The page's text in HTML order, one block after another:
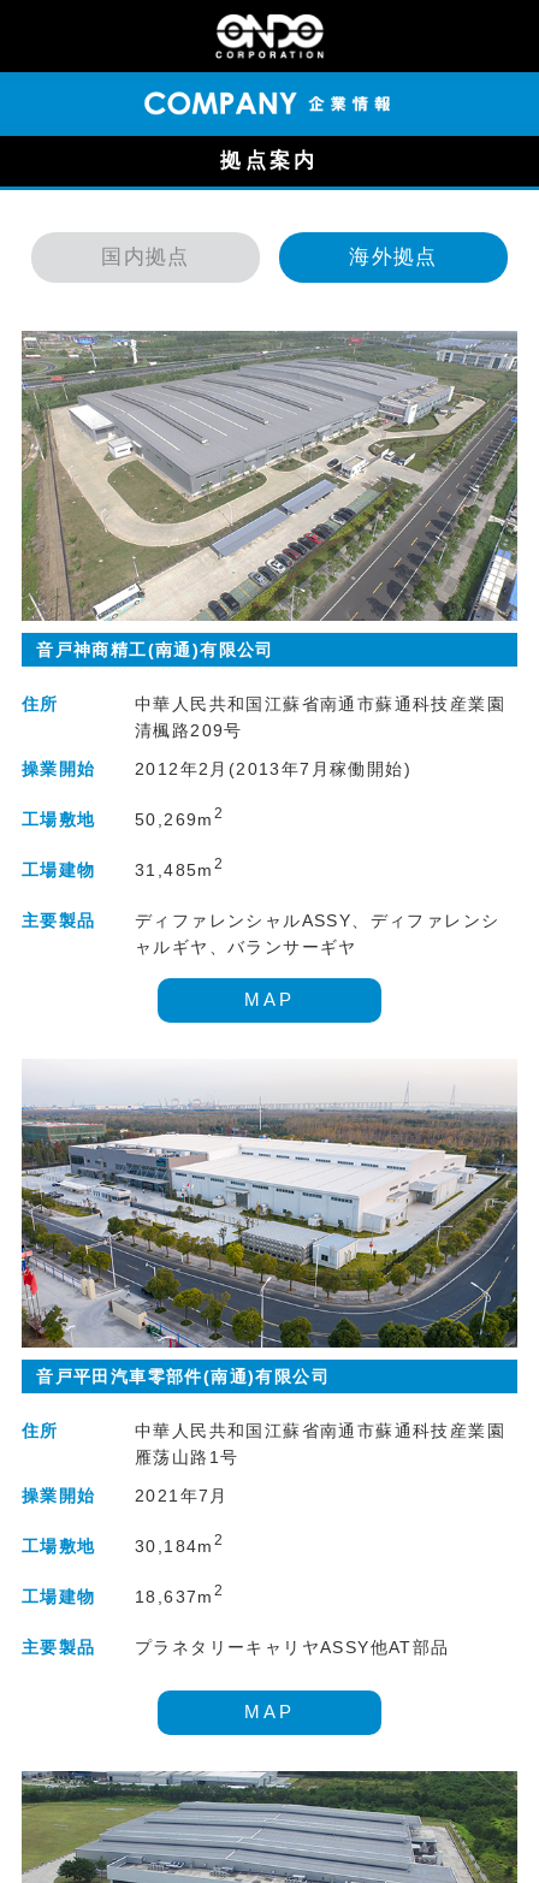
拠点案内
国内拠点 海外拠点
音戸神商精工(南通)有限公司
住所
中華人民共和国江蘇省南通市蘇通科技産業園
清楓路209号
操業開始
2012年2月(2013年7月稼働開始)
工場敷地 50,269m 2
工場建物 31,485m 2
主要製品
ディファレンシャルASSY、ディファレンシ
ャルギヤ、バランサーギヤ
MAP
音戸平田汽車零部件(南通)有限公司
住所
中華人民共和国江蘇省南通市蘇通科技産業園
雁荡山路1号
操業開始
2021年7月
工場敷地 30,184m 2
工場建物 18,637m 2
主要製品 プラネタリーキャリヤASSY他AT部品
MAP